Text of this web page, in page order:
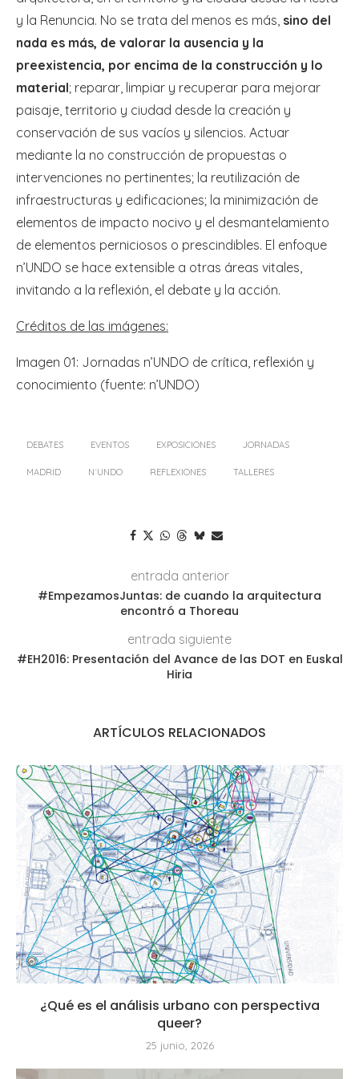
y la Renuncia. No se trata del menos es más, sino del
nada es más, de valorar la ausencia y la
preexistencia, por encima de la construcción y lo
material; reparar, limpiar y recuperar para mejorar
paisaje, territorio y ciudad desde la creación y
conservación de sus vacíos y silencios. Actuar
mediante la no construcción de propuestas o
intervenciones no pertinentes; la reutilización de
infraestructuras y edificaciones; la minimización de
elementos de impacto nocivo y el desmantelamiento
de elementos perniciosos o prescindibles. El enfoque
n’UNDO se hace extensible a otras áreas vitales,
invitando a la reflexión, el debate y la acción.
Créditos de las imágenes:
Imagen 01: Jornadas n’UNDO de crítica, reflexión y
conocimiento (fuente: n’UNDO)
DEBATES EVENTOS EXPOSICIONES JORNADAS
MADRID N´UNDO REFLEXIONES TALLERES
entrada anterior
#EmpezamosJuntas: de cuando la arquitectura
encontró a Thoreau
entrada siguiente
#EH2016: Presentación del Avance de las DOT en Euskal
Hiria
ARTÍCULOS RELACIONADOS
¿Qué es el análisis urbano con perspectiva
queer?
25 junio, 2026